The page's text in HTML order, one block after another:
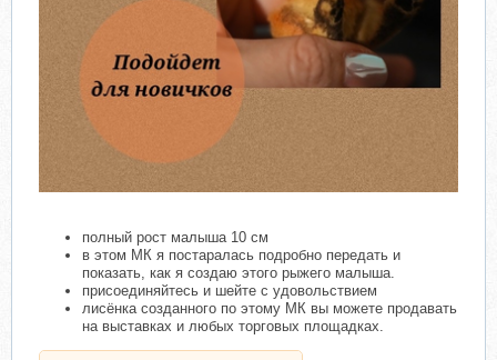
полный рост малыша 10 см
в этом МК я постаралась подробно передать и
показать, как я создаю этого рыжего малыша.
присоединяйтесь и шейте с удовольствием
лисёнка созданного по этому МК вы можете продавать
на выставках и любых торговых площадках.